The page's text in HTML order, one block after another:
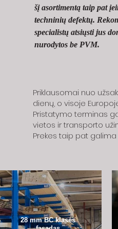
šį asortimentą taip pat
techninių defektų.
specialistų atsiųsti jus
nurodytos be PVM.
Priklausomai nuo
dienų, o visoje
Pristatymo terminas
vietos ir transporto
Prekes taip pat
28 mm BC klasės